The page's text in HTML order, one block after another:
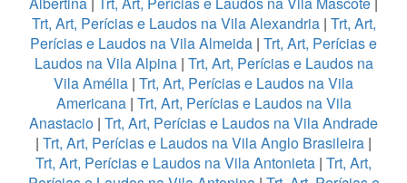
Trt, Art, Perícias e Laudos na Vila Alexandria| Trt, Art,
Perícias e Laudos na Vila Almeida | Trt, Art, Perícias e
Laudos na Vila Alpina | Trt, Art, Perícias e Laudos na
Vila Amélia | Trt, Art, Perícias e Laudos na Vila
Americana| Trt, Art, Perícias e Laudos na Vila
Anastacio | Trt, Art, Perícias e Laudos na Vila Andrade
| Trt, Art, Perícias e Laudos na Vila Anglo Brasileira |
Trt, Art, Perícias e Laudos na Vila Antonieta | Trt, Art,